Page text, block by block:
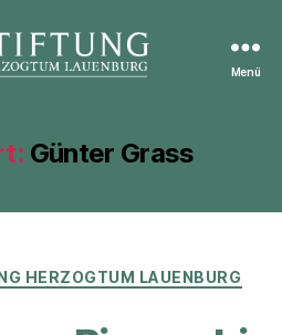
Lauenburg
Menü
Günter Grass
Kategorien
HERZOGTUM LAUENBURG